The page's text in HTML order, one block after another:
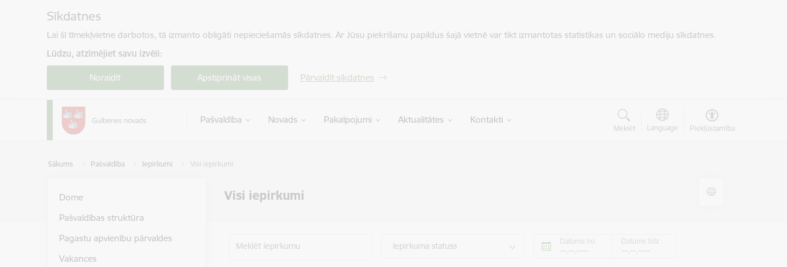
Sīkdatnes
Lai šī tīmekļvietne darbotos, tā izmanto obligāti nepieciešamās sīkdatnes. Ar Jūsu piekrišanu papildus šajā vietnē var tikt izmantotas statistikas un sociālo mediju sīkdatnes.
Lūdzu, atzīmējiet savu izvēli:
Noraidīt Apstiprināt visas Pārvaldīt sīkdatnes
Pašvaldība Novads Pakalpojumi Aktualitātes Kontakti
Meklēt Language Piekļūstamība
Sākums Pašvaldība Iepirkumi Visi iepirkumi
Visi iepirkumi
Dome
Pašvaldības struktūra
Pagastu apvienību pārvaldes
Vakances
Meklēt iepirkumu Iepirkuma statuss Datums no Datums līdz